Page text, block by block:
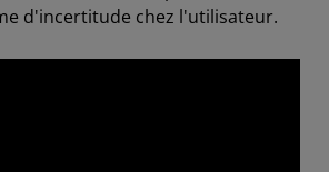
d'incertitude chez l'utilisateur.